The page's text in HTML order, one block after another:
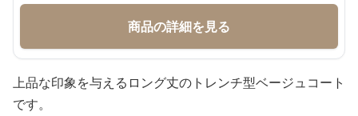
商品の詳細を見る
上品な印象を与えるロング丈のトレンチ型ベージュコート
です。